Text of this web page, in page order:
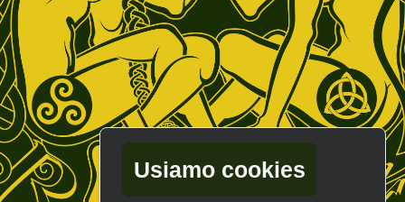
Usiamo cookies